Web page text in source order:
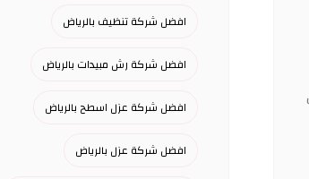
افضل شركة تنظيف بالرياض
افضل شركة رش مبيدات بالرياض
افضل شركة عزل اسطح بالرياض
افضل شركة عزل بالرياض